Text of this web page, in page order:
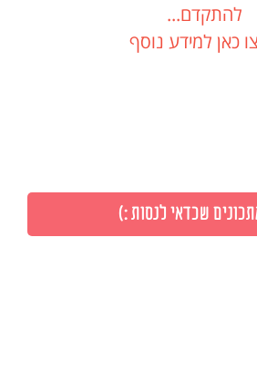
להתקדם...
כאן למידע נוסף
שכדאי לנסות :)